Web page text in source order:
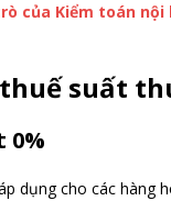
của Kiểm toán nội
suất
0%
dụng cho các hàng